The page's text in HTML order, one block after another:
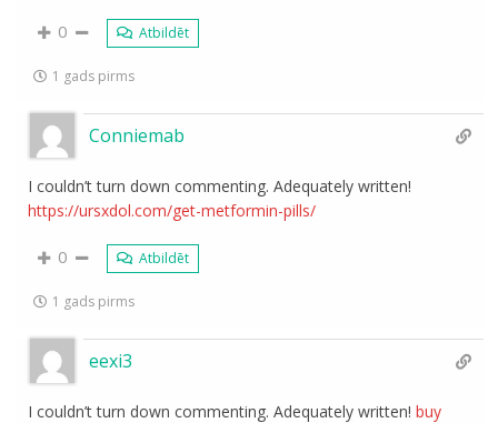
0 Atbildēt
1 gads pirms
Conniemab
I couldn’t turn down commenting. Adequately written!
https://ursxdol.com/get-metformin-pills/
0 Atbildēt
1 gads pirms
eexi3
I couldn’t turn down commenting. Adequately written!buy